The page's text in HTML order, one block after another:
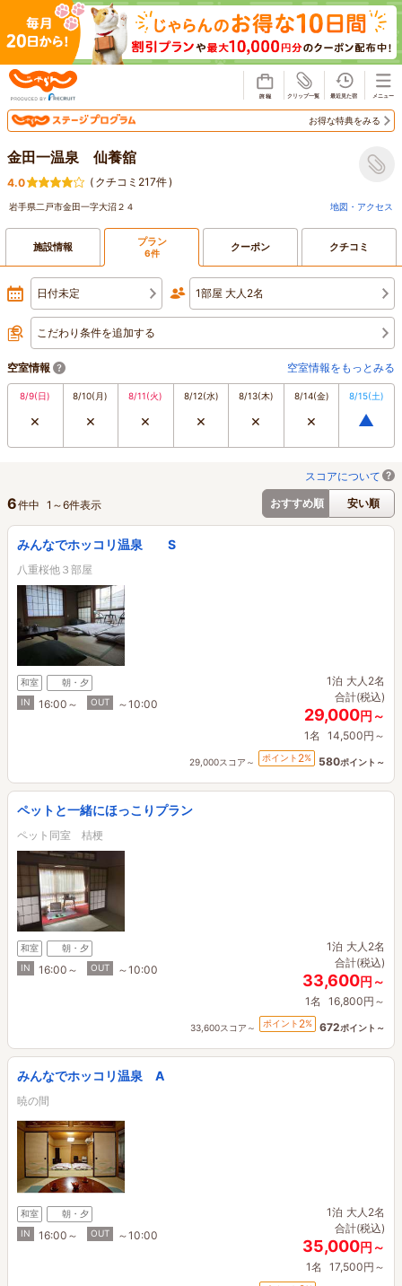
お得な特典をみる
金田一温泉 仙養舘
4.0 ( クチコミ217件)
岩手県二戸市金田一字大沼２４ 地図・アクセス
施設情報 プラン
6件 クーポン クチコミ
日付未定 1部屋 大人2名
こだわり条件を追加する
空室情報 空室情報をもっとみる
8/9(日)
×
8/10(月)
×
8/11(火)
×
8/12(水)
×
8/13(木)
×
8/14(金)
×
8/15(土)
▲
スコアについて
おすすめ順
安い順
6件中 1 ～6件表示
みんなでホッコリ温泉 S
八重桜他３部屋
和室
朝・夕
IN
16:00～ OUT ～10:00
1泊 大人2名
合計(税込)
29,000円～
1名 14,500円～
29,000スコア～ ポイント 2% 580ポイント～
ペットと一緒にほっこりプラン
ペット同室 桔梗
和室
朝・夕
IN
16:00～ OUT ～10:00
1泊 大人2名
合計(税込)
33,600円～
1名 16,800円～
33,600スコア～ ポイント 2% 672ポイント～
みんなでホッコリ温泉 A
暁の間
和室
朝・夕
IN
16:00～ OUT ～10:00
1泊 大人2名
合計(税込)
35,000円～
1名 17,500円～